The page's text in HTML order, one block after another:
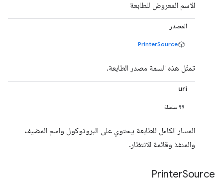
الاسم المعروض للطابعة
المصدر
PrinterSource
تمثّل هذه السمة مصدر الطابعة.
uri
سلسلة
المسار الكامل للطابعة يحتوي على البروتوكول واسم المضيف
والمنفذ وقائمة الانتظار.
PrinterSource